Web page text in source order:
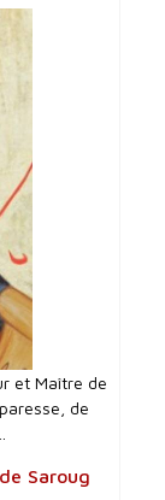
et Maître de
de
Saroug